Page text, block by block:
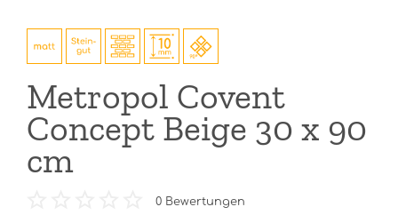
Metropol Covent
Concept Beige 30 x 90
cm
0 Bewertungen